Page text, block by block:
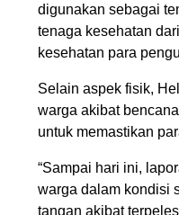
digunakan sebagai
tenaga kesehatan
kesehatan para
Selain aspek fisik,
warga akibat
untuk memastikan
“Sampai hari ini,
warga dalam kondisi
tangan akibat